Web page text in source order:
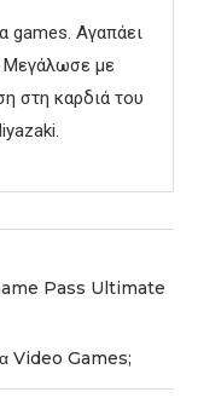
games. Αγαπάει
Μεγάλωσε με
στη καρδιά του
Pass Ultimate
Video Games;